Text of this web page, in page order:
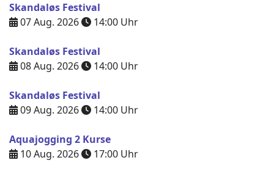
Skandaløs Festival
07 Aug. 2026
14:00 Uhr
Skandaløs Festival
08 Aug. 2026
14:00 Uhr
Skandaløs Festival
09 Aug. 2026
14:00 Uhr
Aquajogging 2 Kurse
10 Aug. 2026
17:00 Uhr